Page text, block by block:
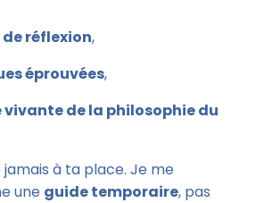
réflexion,
éprouvées,
vivante de la philosophie du
jamais à ta place. Je me
une guide temporaire, pas